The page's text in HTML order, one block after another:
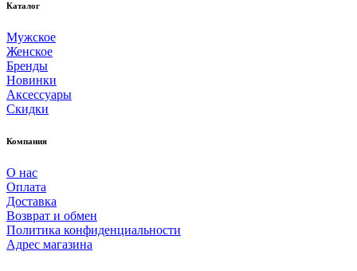
Каталог
Мужское
Женское
Бренды
Новинки
Аксессуары
Скидки
Компания
О нас
Оплата
Доставка
Возврат и обмен
Политика конфиденциальности
Адрес магазина